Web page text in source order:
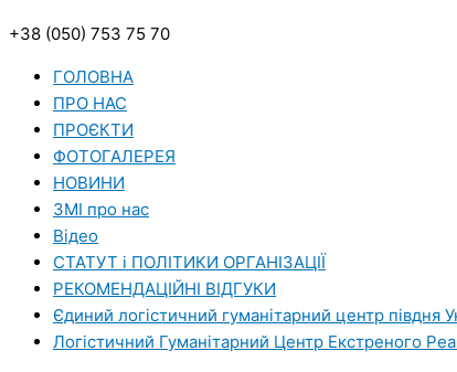
+38 (050) 753 75 70
ГОЛОВНА
ПРО НАС
ПРОЄКТИ
ФОТОГАЛЕРЕЯ
НОВИНИ
ЗМI про нас
Вiдео
СТАТУТ і ПОЛІТИКИ ОРГАНІЗАЦІЇ
РЕКОМЕНДАЦІЙНІ ВІДГУКИ
Єдиний логістичний гуманітарний центр півдня
Логістичний Гуманітарний Центр Екстреного